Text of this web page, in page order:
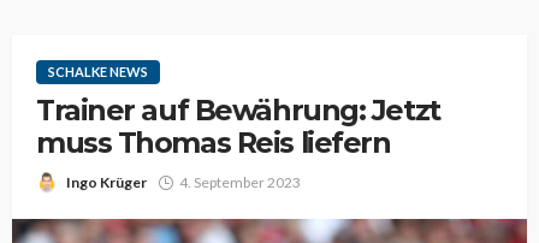
SCHALKE NEWS
Trainer auf Bewährung: Jetzt
muss Thomas Reis liefern
Ingo Krüger 4. September 2023